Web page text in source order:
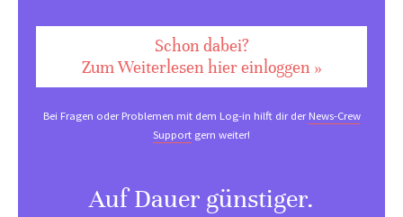
Schon dabei?
Zum Weiterlesen hier einloggen »
Bei Fragen oder Problemen mit dem Log-in hilft dir derNews-Crew
Support gern weiter!
Auf Dauer günstiger.